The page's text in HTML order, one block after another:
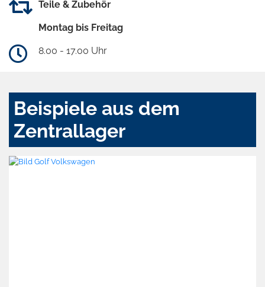
Teile & Zubehör
Montag bis Freitag
8.00 - 17.00 Uhr
Beispiele aus dem
Zentrallager